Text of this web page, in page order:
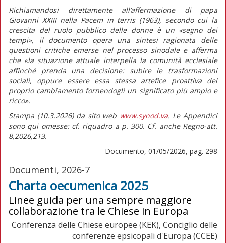
Richiamandosi direttamente all’affermazione di papa
Giovanni XXIII nella Pacem in terris (1963), secondo cui la
crescita del ruolo pubblico delle donne è un «segno dei
tempi», il documento opera una sintesi ragionata delle
questioni critiche emerse nel processo sinodale e afferma
che«la situazione attuale interpella la comunità ecclesiale
affinché prenda una decisione: subire le trasformazioni
sociali, oppure essere essa stessa artefice proattiva del
proprio cambiamento fornendogli un significato più ampio e
ricco».
Stampa (10.3.2026) da sito web www.synod.va. Le Appendici
sono qui omesse: cf. riquadro a p. 300. Cf. anche Regno-att.
8,2026,213.
Documento, 01/05/2026, pag. 298
Documenti, 2026-7
Charta oecumenica 2025
Linee guida per una sempre maggiore
collaborazione tra le Chiese in Europa
Conferenza delle Chiese europee (KEK), Conciglio delle
conferenze epsicopali d'Europa (CCEE)